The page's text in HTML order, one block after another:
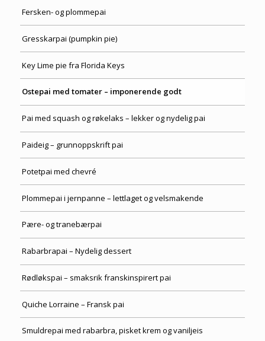
Fersken- og plommepai
Gresskarpai (pumpkin pie)
Key Lime pie fra Florida Keys
Ostepai med tomater – imponerende godt
Pai med squash og røkelaks – lekker og nydelig pai
Paideig – grunnoppskrift pai
Potetpai med chevré
Plommepai i jernpanne – lettlaget og velsmakende
Pære- og tranebærpai
Rabarbrapai – Nydelig dessert
Rødløkspai – smaksrik franskinspirert pai
Quiche Lorraine – Fransk pai
Smuldrepai med rabarbra, pisket krem og vaniljeis